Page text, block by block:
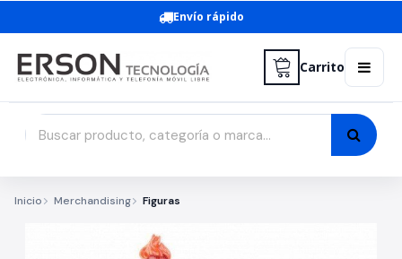
Envío rápido
Carrito
Inicio Merchandising Figuras